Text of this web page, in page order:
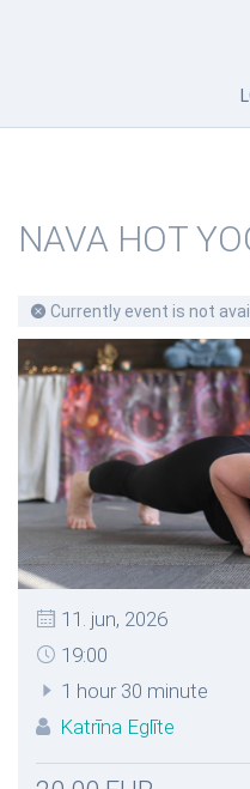
NAVA HOT
Currently event is not
11. jun, 2026
19:00
1 hour 30 minute
Katrīna Eglīte